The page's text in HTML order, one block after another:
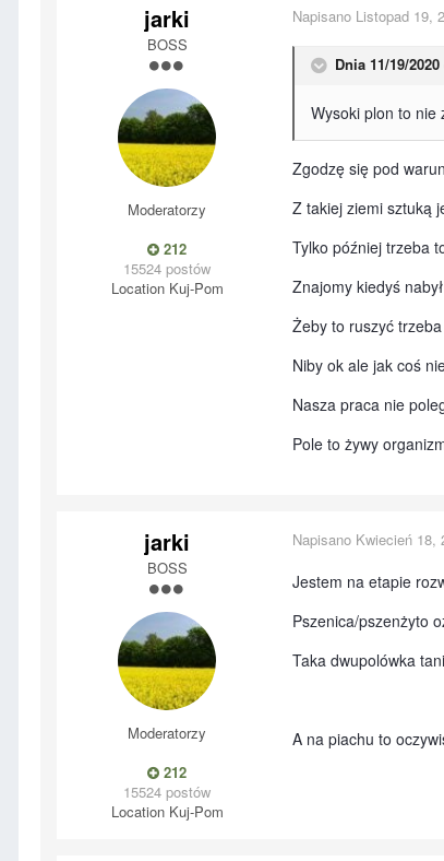
jarki
BOSS
Moderatorzy
212
15524 postów
LocationKuj-Pom
Napisano Listopad 19,
Dnia 11/19/
Wysoki plon to nie
Zgodzę się pod
Z takiej ziemi sztuką
Tylko później trzeba
Znajomy kiedyś
Żeby to ruszyć
Niby ok ale jak coś
Nasza praca nie
Pole to żywy
jarki
BOSS
Moderatorzy
212
15524 postów
LocationKuj-Pom
Napisano Kwiecień 18,
Jestem na etapie
Pszenica/pszenżyto
Taka dwupolówka
A na piachu to